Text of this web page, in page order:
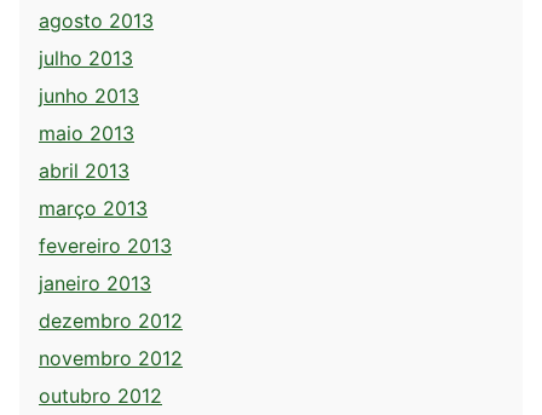
agosto 2013
julho 2013
junho 2013
maio 2013
abril 2013
março 2013
fevereiro 2013
janeiro 2013
dezembro 2012
novembro 2012
outubro 2012